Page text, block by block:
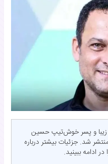
و پسر خوش‌تیپ حسین
شد. جزئیات بیشتر درباره
ادامه ببینید.